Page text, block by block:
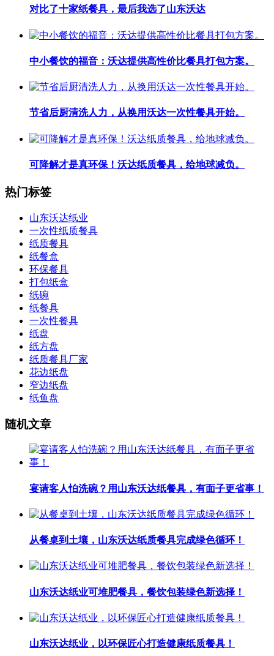
对比了十家纸餐具，最后我选了山东沃达
中小餐饮的福音：沃达提供高性价比餐具打包方案。
节省后厨清洗人力，从换用沃达一次性餐具开始。
可降解才是真环保！沃达纸质餐具，给地球减负。
热门标签
山东沃达纸业
一次性纸质餐具
纸质餐具
纸餐盒
环保餐具
打包纸盒
纸碗
纸餐具
一次性餐具
纸盘
纸方盘
纸质餐具厂家
花边纸盘
窄边纸盘
纸鱼盘
随机文章
宴请客人怕洗碗？用山东沃达纸餐具，有面子更省事！
从餐桌到土壤，山东沃达纸质餐具完成绿色循环！
山东沃达纸业可堆肥餐具，餐饮包装绿色新选择！
山东沃达纸业，以环保匠心打造健康纸质餐具！